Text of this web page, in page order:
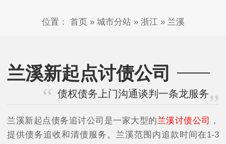
位置： 首页» 城市分站» 浙江» 兰溪
兰溪新起点讨债公司
债权债务上门沟通谈判一条龙服务
兰溪新起点债务追讨公司是一家大型的兰溪讨债公司
，
提供债务追收和清债服务。兰溪范围内追款时间在1-3